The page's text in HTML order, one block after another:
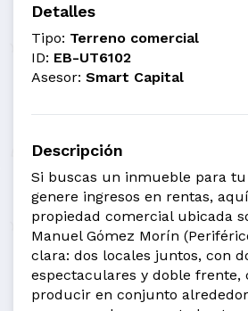
Detalles
Tipo: Terreno comercial
ID: EB-UT6102
Asesor: Smart Capital
Descripción
Si buscas un inmueble para
genere ingresos en rentas,
propiedad comercial ubicada
Manuel Gómez Morín
clara: dos locales juntos, con
espectaculares y doble frente,
producir en conjunto